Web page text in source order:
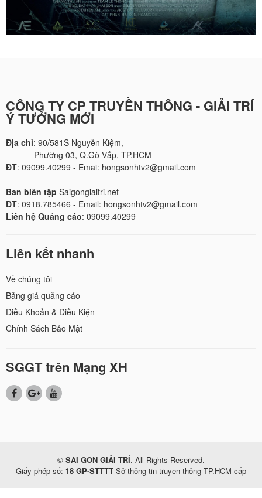
CÔNG TY CP TRUYỀN THÔNG - GIẢI TRÍ
Ý TƯỞNG MỚI
Địa chỉ: 90/581S Nguyễn Kiệm,
Phường 03, Q.Gò Vấp, TP.HCM
ĐT: 09099.40299 - Emai: hongsonhtv2@gmail.com
Ban biên tập Saigongiaitri.net
ĐT: 0918.785466 - Email: hongsonhtv2@gmail.com
Liên hệ Quảng cáo: 09099.40299
Liên kết nhanh
Về chúng tôi
Bảng giá quảng cáo
Điều Khoản & Điều Kiện
Chính Sách Bảo Mật
SGGT trên Mạng XH
© SÀI GÒN GIẢI TRÍ. All Rights Reserved.
Giấy phép số: 18 GP-STTTT Sở thông tin truyền thông TP.HCM cấp